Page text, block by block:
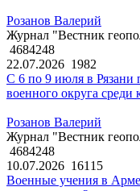
Розанов Валерий
Журнал "Вестник
4684248
22.07.2026 1982
С 6 по 9 июля в Рязани
военного округа среди
Розанов Валерий
Журнал "Вестник
4684248
10.07.2026 16115
Военные учения в